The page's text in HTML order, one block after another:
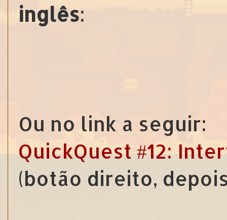
inglês:
Ou no link a seguir:
QuickQuest #12:
(botão direito,